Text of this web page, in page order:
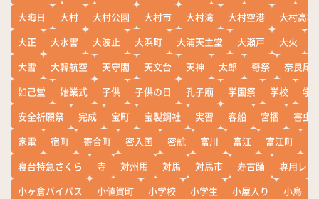
大晦日
大村 大村公園 大村市 大村湾 大村空港
大村高校
大正
大水害 大波止 大浜町 大浦天主堂 大瀬戸 大火
大雪
大韓航空 天守閣 天文台 天神 太郎 奇祭
奈良尾
如己堂
始業式 子供 子供の日 孔子廟 学園祭 学校
学
安全祈願祭
完成 宝町 宝製鋼社 実習 客船 宮摺
害虫
家電
宿町 寄合町 密入国 密航 富川 富江 富江町
寝台特急さくら
寺 対州馬 対馬 対馬市 寿古踊
専用レー
小ヶ倉バイパス
小値賀町 小学校 小学生 小屋入り 小島